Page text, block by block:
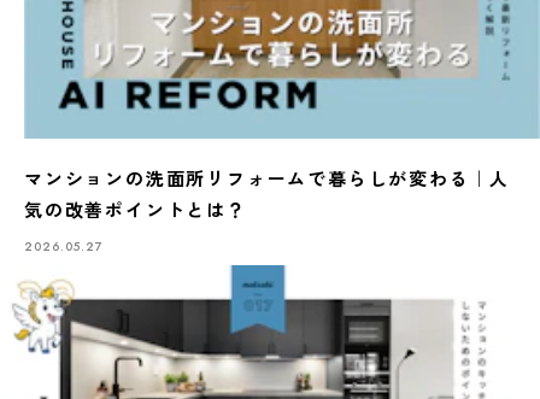
マンションの洗面所リフォームで暮らしが変わる｜人
気の改善ポイントとは？
2026.05.27